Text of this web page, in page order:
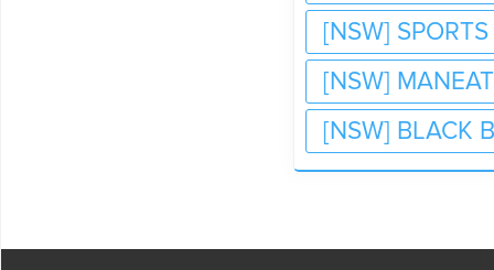
[NSW]
[NSW]
[NSW] BLACK